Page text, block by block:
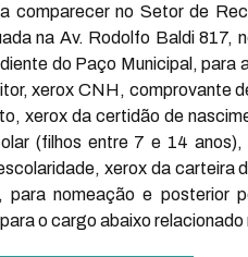
comparecer no Setor de
na Av. Rodolfo Baldi 817,
do Paço Municipal,
xerox CNH, comprovante
xerox da certidão de
(filhos entre 7 e 14
xerox da carteira
para nomeação e posterior
o cargo abaixo relacionado